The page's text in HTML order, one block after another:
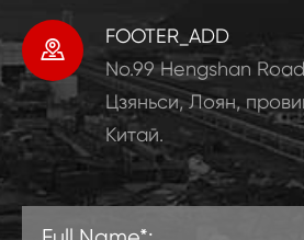

FOOTER_ADD
No.99 Hengshan
Цзяньси, Лоян,
Китай.